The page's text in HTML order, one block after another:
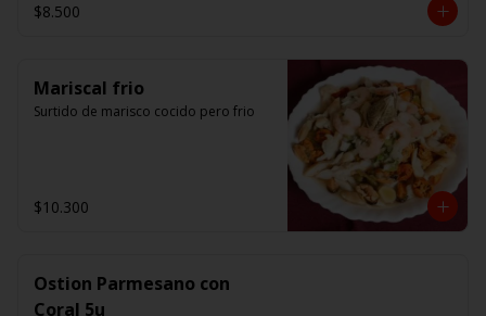
$8.500
Mariscal frio
Surtido de marisco cocido pero frio
$10.300
Ostion Parmesano con
Coral 5u